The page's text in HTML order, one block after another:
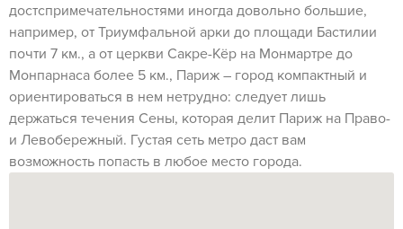
достспримечательностями иногда довольно большие,
например, от Триумфальной арки до площади Бастилии
почти 7 км., а от церкви Сакре-Кёр на Монмартре до
Монпарнаса более 5 км., Париж – город компактный и
ориентироваться в нем нетрудно: следует лишь
держаться течения Сены, которая делит Париж на Право-
и Левобережный. Густая сеть метро даст вам
возможность попасть в любое место города.